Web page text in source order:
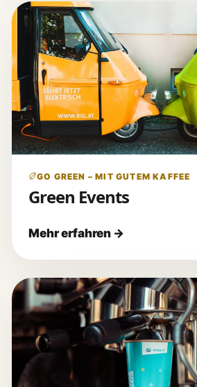
GO GREEN – MIT GUTEM KAFFEE
Green Events